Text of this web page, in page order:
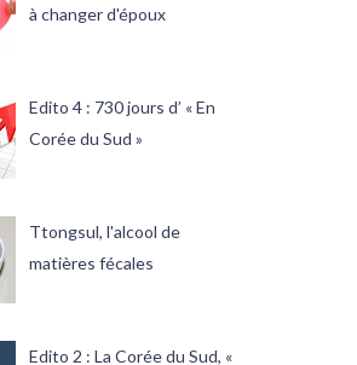
à changer d'époux
Edito 4 : 730 jours d’ « En
Corée du Sud »
Ttongsul, l'alcool de
matières fécales
Edito 2 : La Corée du Sud, «